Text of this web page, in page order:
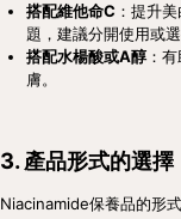
搭配維他命C ：提升
題，建議分開使用或
搭配水楊酸或A醇：有
膚。
3. 產品形式的選擇
Niacinamide保養品的形